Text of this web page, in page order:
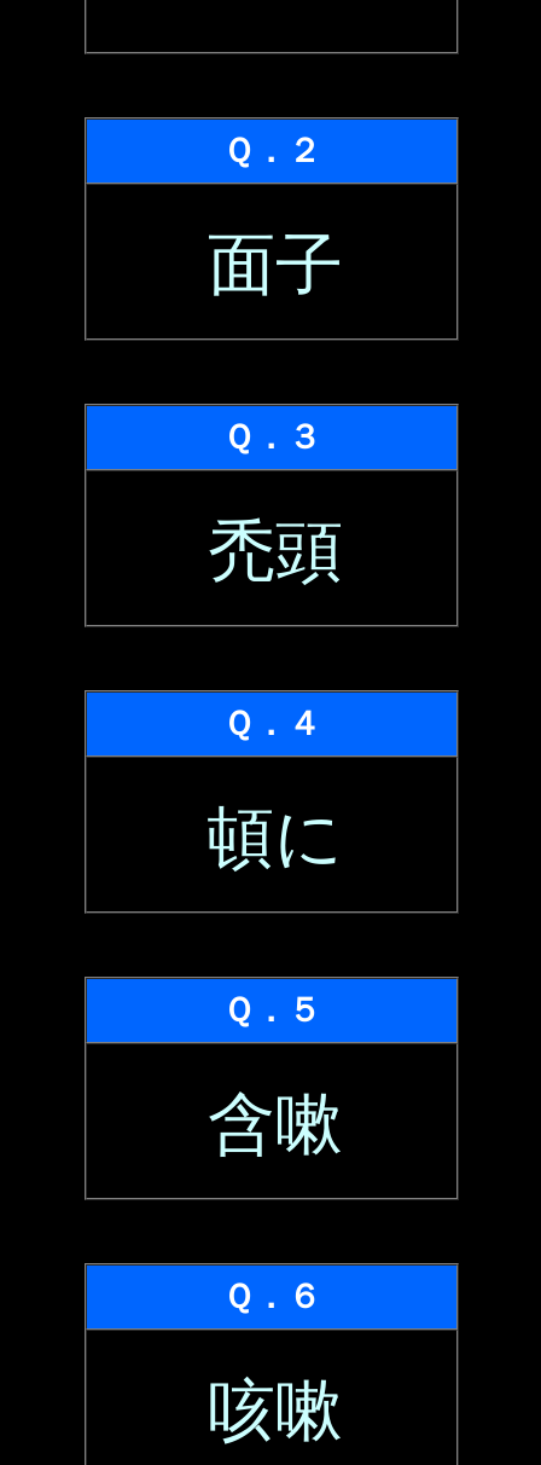
Ｑ．２
面子
Ｑ．３
禿頭
Ｑ．４
頓に
Ｑ．５
含嗽
Ｑ．６
咳嗽